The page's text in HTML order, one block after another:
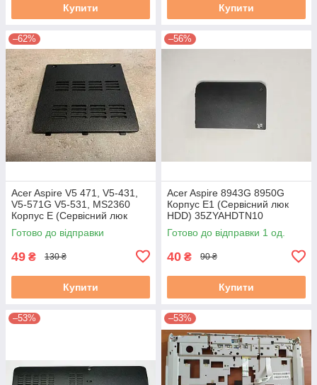
Купити Купити
–62%
Acer Aspire V5 471, V5-431,
V5-571G V5-531, MS2360
Корпус E (Сервісний люк
ОЗУ) 60.4vm58.001 #
Готово до відправки
49 ₴ 130 ₴
Купити
–56%
Acer Aspire 8943G 8950G
Корпус E1 (Сервісний люк
HDD) 35ZYAHDTN10
ZYE35ZYAHDTN10
Готово до відправки 1 од.
40 ₴ 90 ₴
Купити
–53% –53%